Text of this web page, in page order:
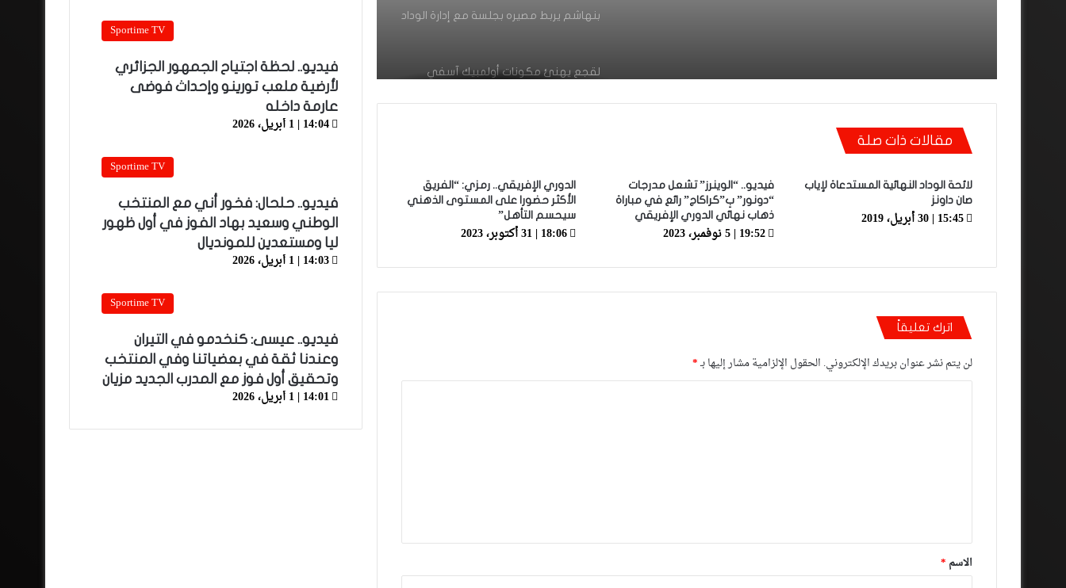
بنهاشم يربط مصيره بجلسة مع إدارة الوداد
لقجع يهنئ مكونات أولمبيك آسفي
“الكاف” على حساب الوداد
بعد التأهل لنصف نهائي عصبة الأبطال في
أول مشاركة.. لقجع يهنئ نهضة بركان
شكري خطوي يشيد بروح لاعبيه القتالية:
مقالات ذات صلة
لائحة الوداد النهائية المستدعاة لإياب
صان داونز
15:45 | 30 أبريل، 2019
فيديو.. “الوينرز” تشعل مدرجات
“دونور” بِ”كراكاج” رائع في مباراة
ذهاب نهائي الدوري الإفريقي
19:52 | 5 نوفمبر، 2023
الدوري الإفريقي.. رمزي: “الفريق
الأكثر حضورا على المستوى الذهني
سيحسم التأهل”
18:06 | 31 أكتوبر، 2023
اترك تعليقاً
لن يتم نشر عنوان بريدك الإلكتروني. الحقول الإلزامية مشار إليها بـ*
*
الاسم *
Sportime TV
فيديو.. لحظة اجتياح الجمهور الجزائري
لأرضية ملعب تورينو وإحداث فوضى
عارمة داخله
14:04 | 1 أبريل، 2026
Sportime TV
فيديو.. حلحال: فخور أني مع المنتخب
الوطني وسعيد بهاد الفوز في أول ظهور
ليا ومستعدين للمونديال
14:03 | 1 أبريل، 2026
Sportime TV
فيديو.. عيسى: كنخدمو في التيران
وعندنا ثقة في بعضياتنا وفي المنتخب
وتحقيق أول فوز مع المدرب الجديد مزيان
14:01 | 1 أبريل، 2026